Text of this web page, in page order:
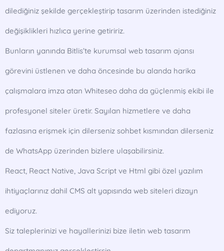
dilediğiniz şekilde gerçekleştirip tasarım üzerinden istediğiniz
değişiklikleri hızlıca yerine getiririz.
Bunların yanında Bitlis’te kurumsal web tasarım ajansı
görevini üstlenen ve daha öncesinde bu alanda harika
çalışmalara imza atan Whiteseo daha da güçlenmiş ekibi ile
profesyonel siteler üretir. Sayılan hizmetlere ve daha
fazlasına erişmek için dilerseniz sohbet kısmından dilerseniz
de WhatsApp üzerinden bizlere ulaşabilirsiniz.
React, React Native, Java Script ve Html gibi özel yazılım
ihtiyaçlarınız dahil CMS alt yapısında web siteleri dizayn
ediyoruz.
Siz taleplerinizi ve hayallerinizi bize iletin web tasarım